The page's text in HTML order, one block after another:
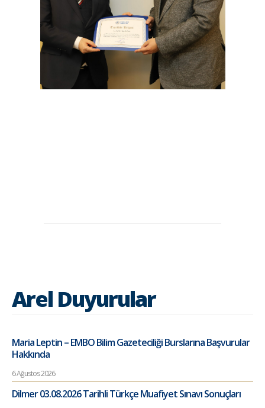
Arel Duyurular
Maria Leptin – EMBO Bilim Gazeteciliği Burslarına Başvurular
Hakkında
6 Ağustos 2026
Dilmer 03.08.2026 Tarihli Türkçe Muafiyet Sınavı Sonuçları